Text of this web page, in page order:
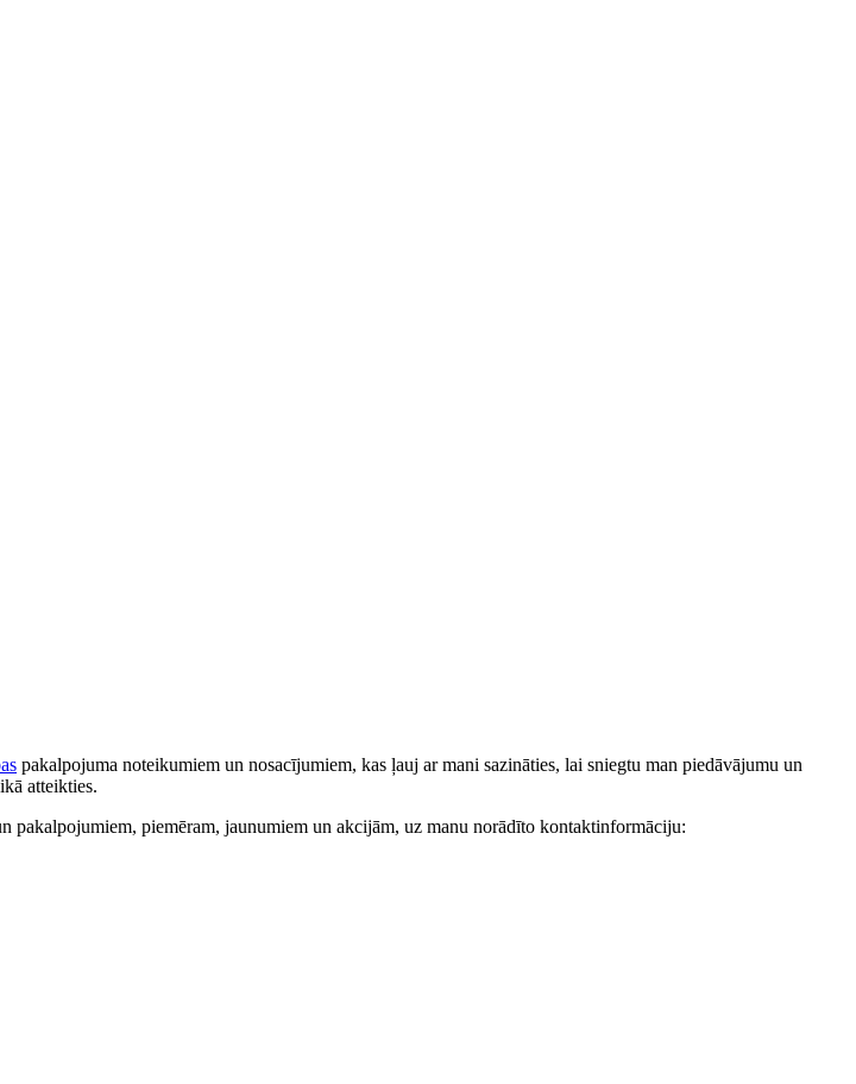
pakalpojuma noteikumiem un nosacījumiem, kas ļauj ar mani sazināties, lai sniegtu man piedāvājumu un
atteikties.
piemēram, jaunumiem un akcijām, uz manu norādīto kontaktinformāciju: